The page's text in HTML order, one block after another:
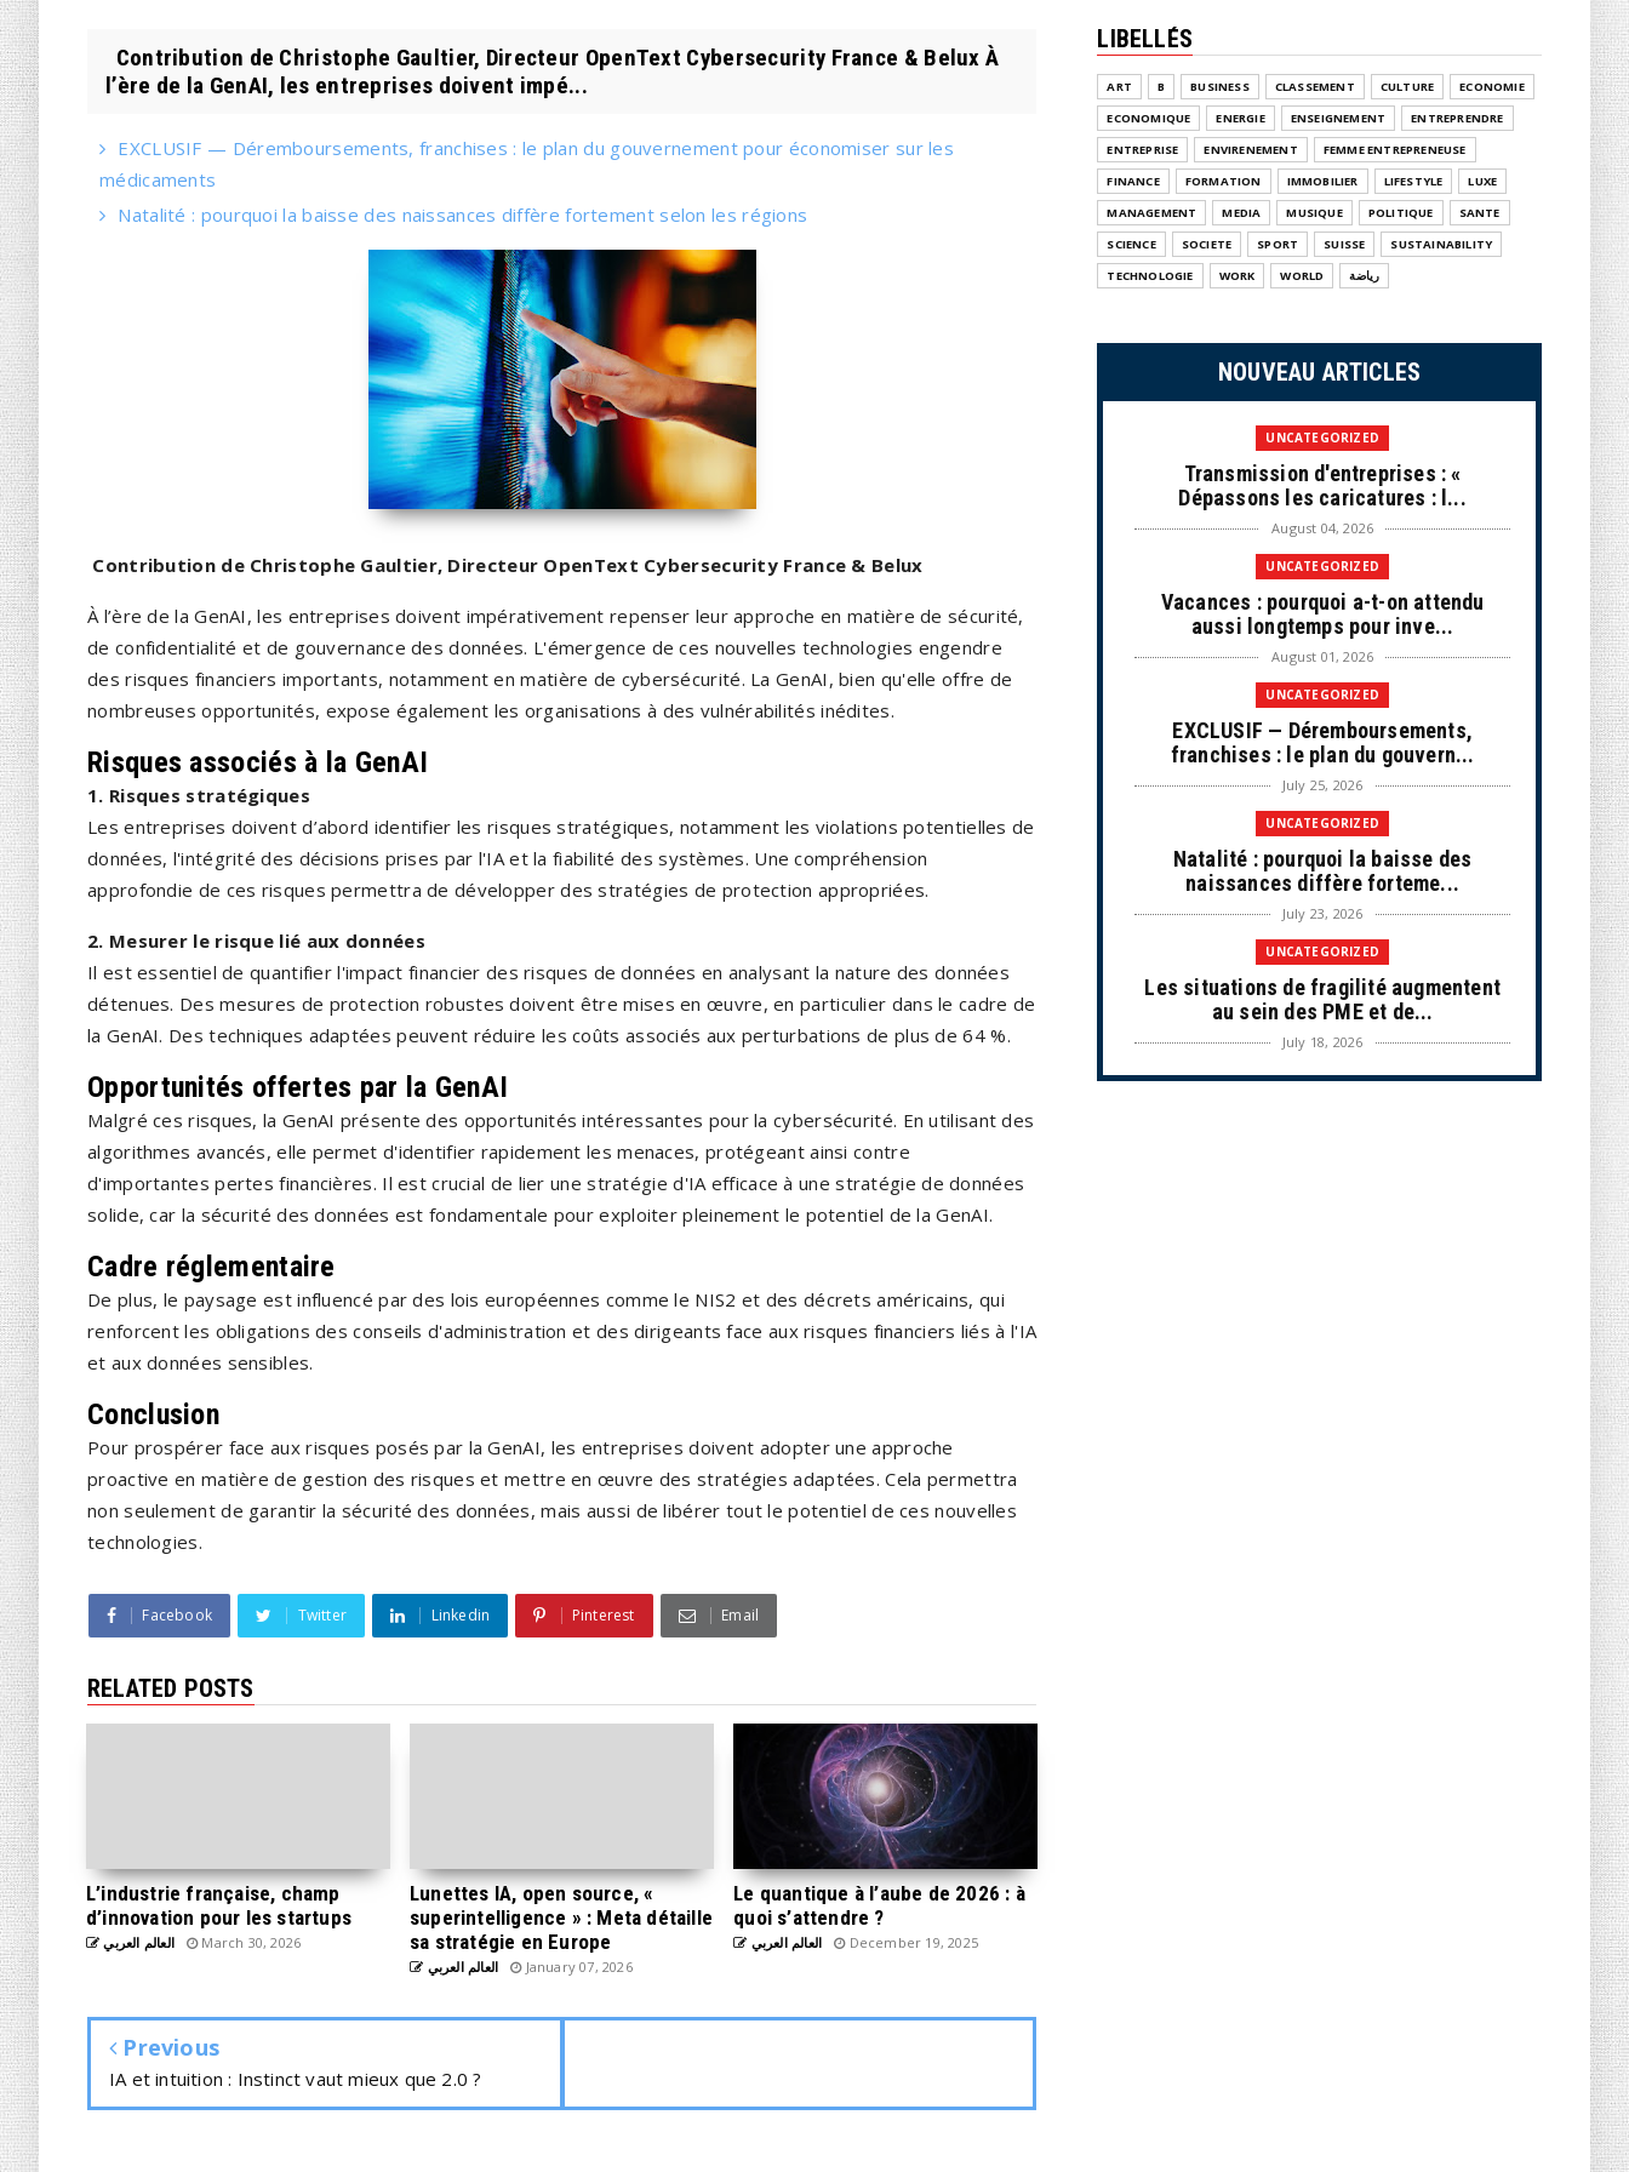
Contribution de Christophe Gaultier, Directeur OpenText Cybersecurity France & Belux À
l’ère de la GenAI, les entreprises doivent impé...
EXCLUSIF — Déremboursements, franchises : le plan du gouvernement pour économiser sur les
médicaments
Natalité : pourquoi la baisse des naissances diffère fortement selon les régions
Contribution de Christophe Gaultier, Directeur OpenText Cybersecurity France & Belux
À l’ère de la GenAI, les entreprises doivent impérativement repenser leur approche en matière de sécurité,
de confidentialité et de gouvernance des données. L'émergence de ces nouvelles technologies engendre
des risques financiers importants, notamment en matière de cybersécurité. La GenAI, bien qu'elle offre de
nombreuses opportunités, expose également les organisations à des vulnérabilités inédites.
Risques associés à la GenAI
1. Risques stratégiques
Les entreprises doivent d’abord identifier les risques stratégiques, notamment les violations potentielles de
données, l'intégrité des décisions prises par l'IA et la fiabilité des systèmes. Une compréhension
approfondie de ces risques permettra de développer des stratégies de protection appropriées.
2. Mesurer le risque lié aux données
Il est essentiel de quantifier l'impact financier des risques de données en analysant la nature des données
détenues. Des mesures de protection robustes doivent être mises en œuvre, en particulier dans le cadre de
la GenAI. Des techniques adaptées peuvent réduire les coûts associés aux perturbations de plus de 64 %.
Opportunités offertes par la GenAI
Malgré ces risques, la GenAI présente des opportunités intéressantes pour la cybersécurité. En utilisant des
algorithmes avancés, elle permet d'identifier rapidement les menaces, protégeant ainsi contre
d'importantes pertes financières. Il est crucial de lier une stratégie d'IA efficace à une stratégie de données
solide, car la sécurité des données est fondamentale pour exploiter pleinement le potentiel de la GenAI.
Cadre réglementaire
De plus, le paysage est influencé par des lois européennes comme le NIS2 et des décrets américains, qui
renforcent les obligations des conseils d'administration et des dirigeants face aux risques financiers liés à l'IA
et aux données sensibles.
Conclusion
Pour prospérer face aux risques posés par la GenAI, les entreprises doivent adopter une approche
proactive en matière de gestion des risques et mettre en œuvre des stratégies adaptées. Cela permettra
non seulement de garantir la sécurité des données, mais aussi de libérer tout le potentiel de ces nouvelles
technologies.
Facebook Twitter Linkedin Pinterest Email
RELATED POSTS
L’industrie française, champ
d’innovation pour les startups
العالم العربي March 30, 2026
Lunettes IA, open source, «
superintelligence » : Meta détaille
sa stratégie en Europe
العالم العربي January 07, 2026
Le quantique à l’aube de 2026 : à
quoi s’attendre ?
العالم العربي December 19, 2025
Previous
IA et intuition : Instinct vaut mieux que 2.0 ?
LIBELLÉS
ART B BUSINESS CLASSEMENT CULTURE
ECONOMIE
ECONOMIQUE
ENERGIE ENSEIGNEMENT
ENTREPRENDRE
ENTREPRISE
ENVIRENEMENT
FEMME ENTREPRENEUSE
FINANCE
FORMATION IMMOBILIER LIFESTYLE
LUXE
MANAGEMENT
MEDIA MUSIQUE POLITIQUE
SANTE
SCIENCE
SOCIETE SPORT SUISSE
SUSTAINABILITY
TECHNOLOGIE
WORK WORLD رياضة
NOUVEAU ARTICLES
UNCATEGORIZED
Transmission d'entreprises : «
Dépassons les caricatures : l...
August 04, 2026
UNCATEGORIZED
Vacances : pourquoi a-t-on attendu
aussi longtemps pour inve...
August 01, 2026
UNCATEGORIZED
EXCLUSIF — Déremboursements,
franchises : le plan du gouvern...
July 25, 2026
UNCATEGORIZED
Natalité : pourquoi la baisse des
naissances diffère forteme...
July 23, 2026
UNCATEGORIZED
Les situations de fragilité augmentent
au sein des PME et de...
July 18, 2026
ECONOMIE